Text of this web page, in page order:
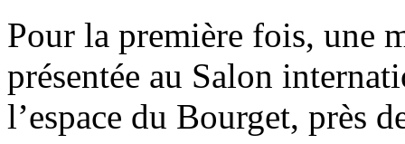
Pour la première fois, une
présentée au Salon
l’espace du Bourget, près